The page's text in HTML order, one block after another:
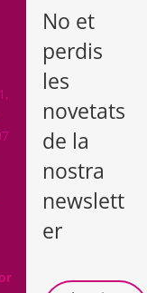
No et
perdis
les
novetats
de la
nostra
newslett
er